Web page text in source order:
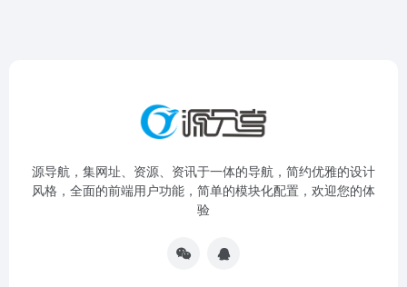
源导航，集网址、资源、资讯于一体的导航，简约优雅的设计
风格，全面的前端用户功能，简单的模块化配置，欢迎您的体
验